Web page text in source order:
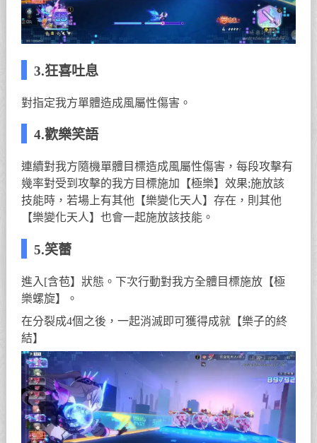
3.狂喜吐息
對指定我方單體造成風屬性傷害。
4.歡樂笑語
連續對我方隨機單體目標造成風屬性傷害，每段攻擊有
幾率對受到攻擊的我方目標施加【極樂】效果;施放該
技能時，若場上有其他【樂變化天人】存在，則其他
【樂變化天人】也會一起施放該技能。
5.笑蕾
進入[含苞】狀態。下次行動對我方全體目標施放【極
樂螺旋】。
在分裂成4個之後，一起消滅即可獲得成就【樂子的終
結】